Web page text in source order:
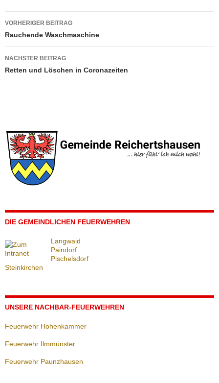
Beitragsnavigation
VORHERIGER BEITRAG
Rauchende Waschmaschine
NÄCHSTER BEITRAG
Retten und Löschen in Coronazeiten
DIE GEMEINDLICHEN FEUERWEHREN
Langwaid
Paindorf
Pischelsdorf
Steinkirchen
UNSERE NACHBAR-FEUERWEHREN
Feuerwehr Hohenkammer
Feuerwehr Ilmmünster
Feuerwehr Paunzhausen